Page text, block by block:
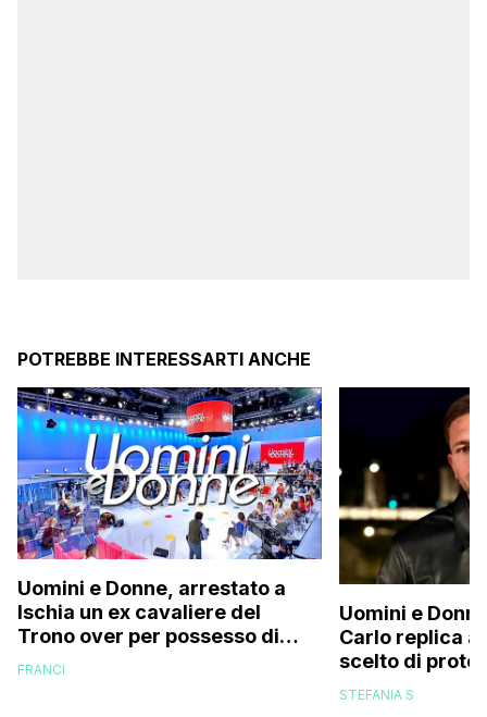
POTREBBE INTERESSARTI ANCHE
Uomini e Donne, arrestato a
Ischia un ex cavaliere del
Trono over per possesso di
documenti falsi e truffa
FRANCI
Uomini e
Carlo replica
scelto di
di mio figlio
STEFANIA S